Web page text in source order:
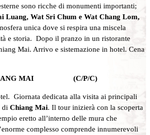
sono ricche di monumenti importanti;
Luang, Wat Sri Chum e Wat Chang Lom,
unica dove si respira una miscela
e storia. Dopo il pranzo in un ristorante
Mai. Arrivo e sistemazione in hotel. Cena
MAI (C/P/C)
Giornata dedicata alla visita ai principali
di Chiang Mai. Il tour inizierà con la scoperta
eretto all’interno delle mura che
complesso comprende innumerevoli